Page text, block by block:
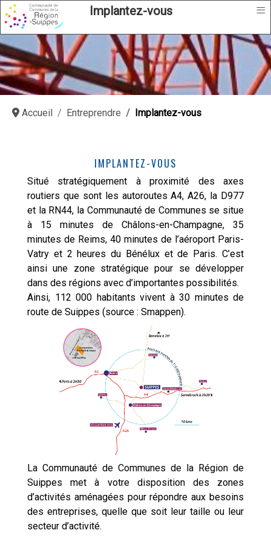
Implantez-vous ≡
Accueil Entreprendre Implantez-vous
IMPLANTEZ-VOUS
Situé stratégiquement à proximité des axes
routiers que sont les autoroutes A4, A26, la D977
et la RN44, la Communauté de Communes se situe
à 15 minutes de Châlons-en-Champagne, 35
minutes de Reims, 40 minutes de l’aéroport Paris-
Vatry et 2 heures du Bénélux et de Paris. C’est
ainsi une zone stratégique pour se développer
dans des régions avec d’importantes possibilités.
Ainsi, 112 000 habitants vivent à 30 minutes de
route de Suippes (source : Smappen).
La Communauté de Communes de la Région de
Suippes met à votre disposition des zones
d’activités aménagées pour répondre aux besoins
des entreprises, quelle que soit leur taille ou leur
secteur d’activité.